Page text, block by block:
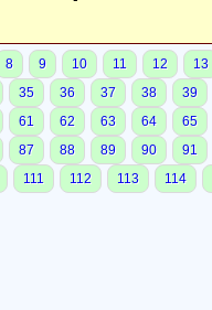
8 9 10 11 12
13
35 36 37 38
39
61 62 63 64
65
87 88 89 90
91
111 112 113 114